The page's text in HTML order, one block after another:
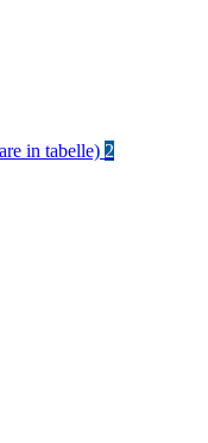
in tabelle) 2